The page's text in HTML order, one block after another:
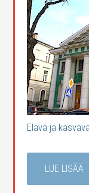
Elävä ja
LUE LISÄÄ